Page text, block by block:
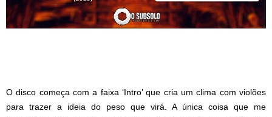
O disco começa com a faixa ‘Intro’ que cria um clima com violões
para trazer a ideia do peso que virá. A única coisa que me